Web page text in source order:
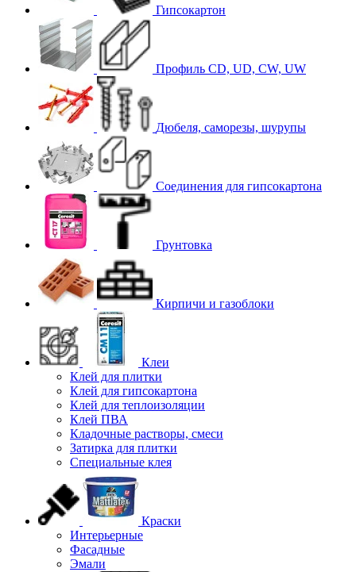
Гипсокартон
Профиль CD, UD, CW, UW
Дюбеля, саморезы, шурупы
Соединения для гипcокартона
Грунтовка
Кирпичи и газоблоки
Клеи
Клей для плитки
Клей для гипсокартона
Клей для теплоизоляции
Клей ПВА
Кладочные растворы, смеси
Затирка для плитки
Специальные клея
Краски
Интерьерные
Фасадные
Эмали